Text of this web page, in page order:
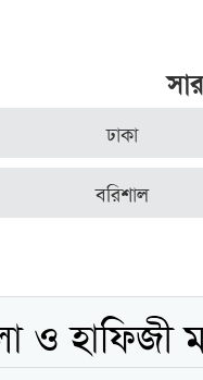
ঢাকা
বরিশাল
ও হাফিজী